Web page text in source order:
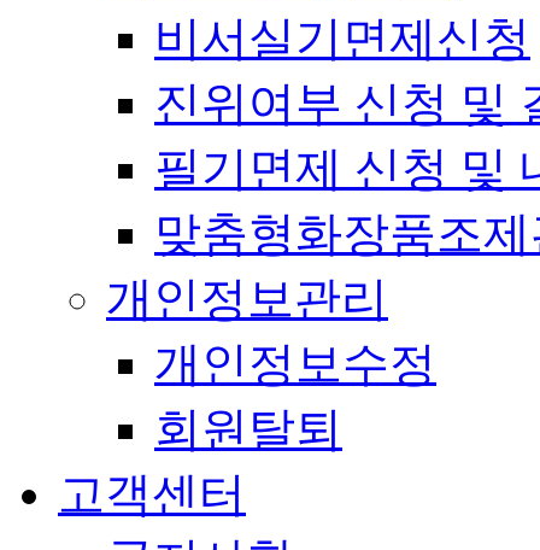
비서실기면제신청
진위여부 신청 및
필기면제 신청 및
맞춤형화장품조
개인정보관리
개인정보수정
회원탈퇴
고객센터